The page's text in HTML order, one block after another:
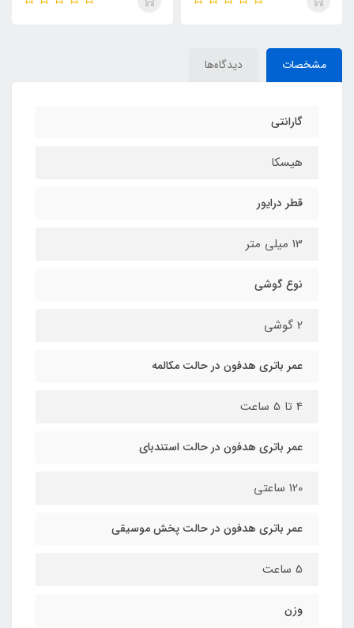
مشخصات دیدگاه‌ها
گارانتی
هیسکا
قطر درایور
13 میلی متر
نوع گوشی
2 گوشی
عمر باتری هدفون در حالت مکالمه
4 تا 5 ساعت
عمر باتری هدفون در حالت استندبای
120 ساعتی
عمر باتری هدفون در حالت پخش موسیقی
5 ساعت
وزن